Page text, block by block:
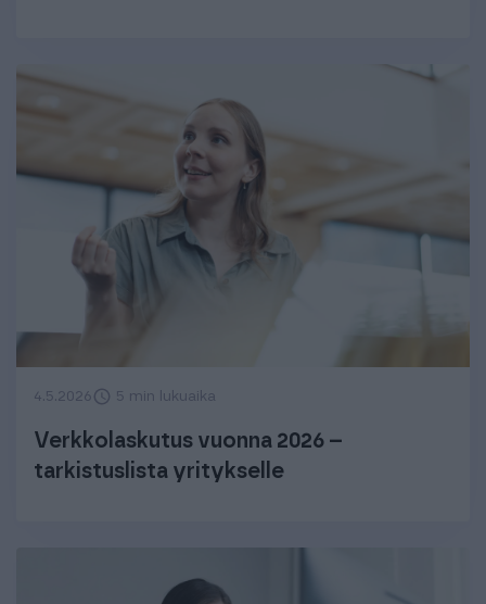
4.5.2026 5 min lukuaika
Verkkolaskutus vuonna 2026 –
tarkistuslista yritykselle